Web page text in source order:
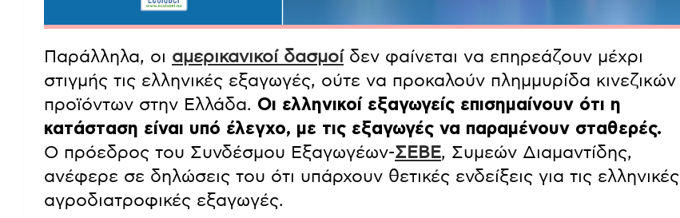
Παράλληλα, οι αμερικανικοί δασμοίδεν φαίνεται να επηρεάζουν μέχρι
στιγμής τις ελληνικές εξαγωγές, ούτε να προκαλούν πλημμυρίδα κινεζικών
προϊόντων στην Ελλάδα. Οι ελληνικοί εξαγωγείς επισημαίνουν ότι η
κατάσταση είναι υπό έλεγχο, με τις εξαγωγές να παραμένουν σταθερές.
Ο πρόεδρος του Συνδέσμου Εξαγωγέων-ΣΕΒΕ, Συμεών Διαμαντίδης,
ανέφερε σε δηλώσεις του ότι υπάρχουν θετικές ενδείξεις για τις ελληνικές
αγροδιατροφικές εξαγωγές.